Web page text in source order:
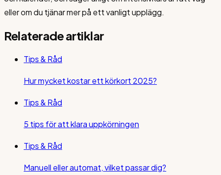
eller om du tjänar mer på ett vanligt upplägg.
Relaterade artiklar
Tips & Råd
Hur mycket kostar ett körkort 2025?
Tips & Råd
5 tips för att klara uppkörningen
Tips & Råd
Manuell eller automat, vilket passar dig?